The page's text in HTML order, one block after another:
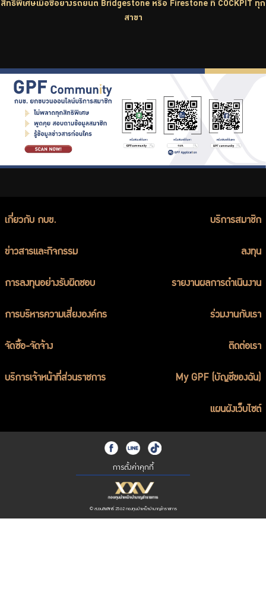
สิทธิพิเศษเมื่อซื้อยางรถยนต์ Bridgestone หรือ Firestone ที่ COCKPIT ทุก
สาขา
เกี่ยวกับ กบข. บริการสมาชิก
ข่าวสารและกิจกรรม ลงทุน
การลงทุนอย่างรับผิดชอบ รายงานผลการดำเนินงาน
การบริหารความเสี่ยงองค์กร ร่วมงานกับเรา
จัดซื้อ-จัดจ้าง ติดต่อเรา
บริการเจ้าหน้าที่ส่วนราชการ My GPF (บัญชีของฉัน)
แผนผังเว็บไซต์
การตั้งค่าคุกกี้
© สงวนลิขสิทธิ์ 2562 กองทุนบำเหน็จบำนาญข้าราชการ